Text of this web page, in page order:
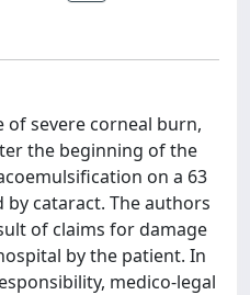
of severe corneal burn,
the beginning of the
on a 63
cataract. The authors
of claims for damage
by the patient. In
medico-legal